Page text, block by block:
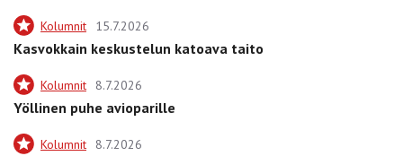
Kolumnit 15.7.2026
Kasvokkain keskustelun katoava taito
Kolumnit 8.7.2026
Yöllinen puhe avioparille
Kolumnit 8.7.2026